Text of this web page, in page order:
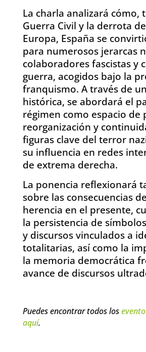
La charla analizará cómo,
Guerra Civil y la derrota
Europa, España se
para numerosos jerarcas
colaboradores fascistas y
guerra, acogidos bajo la
franquismo. A través de
histórica, se abordará el
régimen como espacio de
reorganización y
figuras clave del terror
su influencia en redes
de extrema derecha.
La ponencia reflexionará
sobre las consecuencias
herencia en el presente,
la persistencia de
y discursos vinculados a
totalitarias, así como la
la memoria democrática
avance de discursos
Puedes encontrar todos los
aquí.